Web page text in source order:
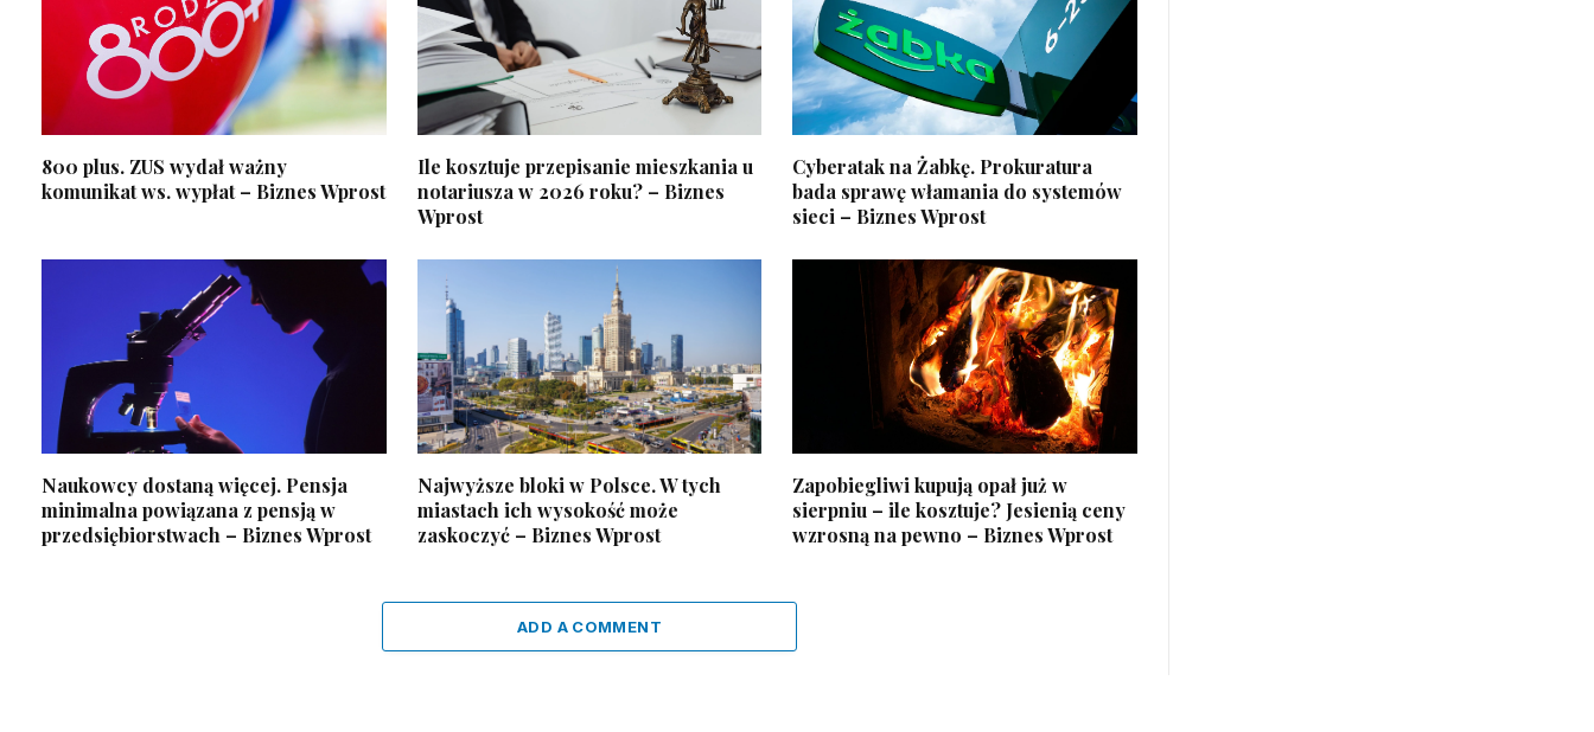
800 plus. ZUS wydał ważny
komunikat ws. wypłat – Biznes Wprost
Ile kosztuje przepisanie mieszkania u
notariusza w 2026 roku? – Biznes
Wprost
Cyberatak na Żabkę. Prokuratura
bada sprawę włamania do systemów
sieci – Biznes Wprost
Naukowcy dostaną więcej. Pensja
minimalna powiązana z pensją w
przedsiębiorstwach – Biznes Wprost
Najwyższe bloki w Polsce. W tych
miastach ich wysokość może
zaskoczyć – Biznes Wprost
Zapobiegliwi kupują opał już w
sierpniu – ile kosztuje? Jesienią ceny
wzrosną na pewno – Biznes Wprost
ADD A COMMENT